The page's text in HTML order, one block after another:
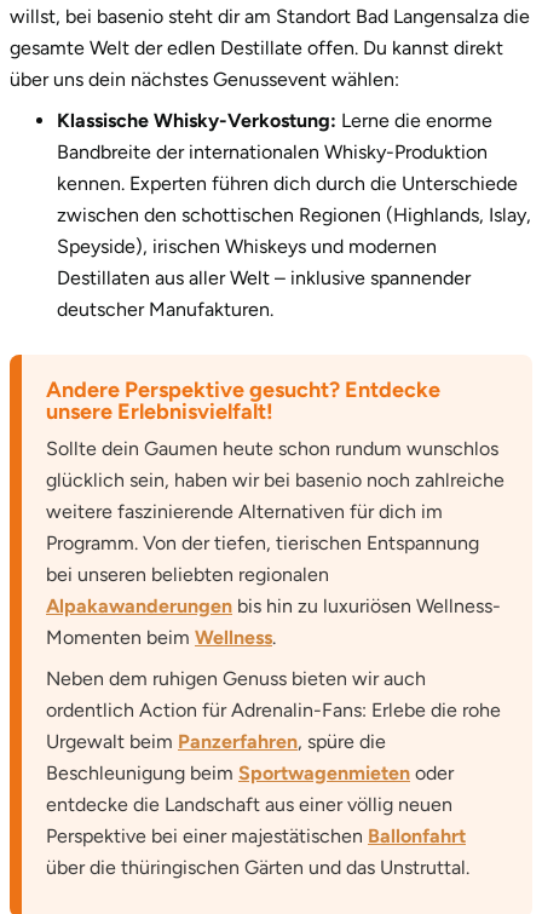
willst, bei basenio steht dir am Standort Bad Langensalza die
gesamte Welt der edlen Destillate offen. Du kannst direkt
über uns dein nächstes Genussevent wählen:
Klassische Whisky-Verkostung: Lerne die enorme
Bandbreite der internationalen Whisky-Produktion
kennen. Experten führen dich durch die Unterschiede
zwischen den schottischen Regionen (Highlands, Islay,
Speyside), irischen Whiskeys und modernen
Destillaten aus aller Welt – inklusive spannender
deutscher Manufakturen.
Andere Perspektive gesucht? Entdecke
unsere Erlebnisvielfalt!
Sollte dein Gaumen heute schon rundum wunschlos
glücklich sein, haben wir bei basenio noch zahlreiche
weitere faszinierende Alternativen für dich im
Programm. Von der tiefen, tierischen Entspannung
bei unseren beliebten regionalen
Alpakawanderungen bis hin zu luxuriösen Wellness-
Momenten beim Wellness.
Neben dem ruhigen Genuss bieten wir auch
ordentlich Action für Adrenalin-Fans: Erlebe die rohe
Urgewalt beim Panzerfahren, spüre die
Beschleunigung beim Sportwagenmieten oder
entdecke die Landschaft aus einer völlig neuen
Perspektive bei einer majestätischen Ballonfahrt
über die thüringischen Gärten und das Unstruttal.